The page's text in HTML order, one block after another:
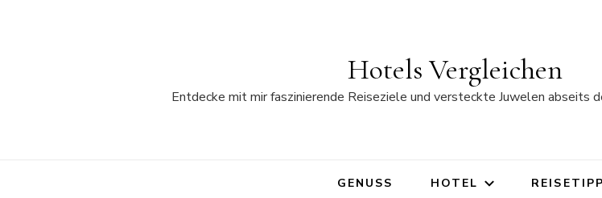
Hotels Vergleichen
Entdecke mit mir faszinierende Reiseziele und versteckte Juwelen abseits
GENUSS HOTEL